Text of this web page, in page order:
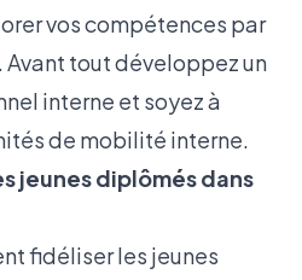
vos compétences par
tout développez un
interne et soyez à
de mobilité interne.
jeunes diplômés dans
fidéliser les jeunes